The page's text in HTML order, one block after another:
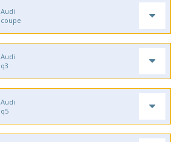
Audi
coupe
Audi
q3
Audi
q5